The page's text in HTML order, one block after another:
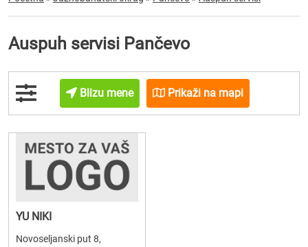
Auspuh servisi Pančevo
Blizu mene Prikaži na mapi
YU NIKI
Novoseljanski put 8,